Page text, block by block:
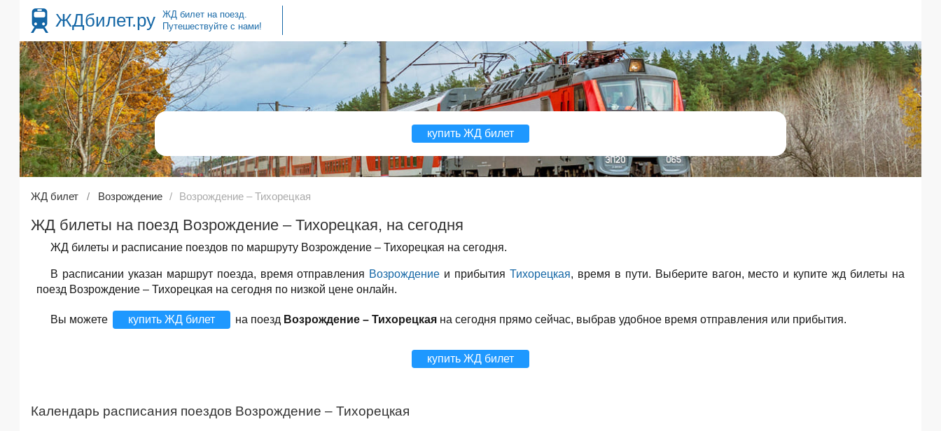
ЖДбилет.ру
ЖД билет на поезд.
Путешествуйте с нами!
купить ЖД билет
ЖД билет Возрождение Возрождение – Тихорецкая
ЖД билеты на поезд Возрождение – Тихорецкая, на сегодня
ЖД билеты и расписание поездов по маршруту Возрождение – Тихорецкая на сегодня.
В расписании указан маршрут поезда, время отправления Возрождение и прибытияТихорецкая, время в пути. Выберите вагон, место и купите жд билеты на
поезд Возрождение – Тихорецкая на сегодня по низкой цене онлайн.
Вы можете купить ЖД билет на поезд Возрождение – Тихорецкая на сегодня прямо сейчас, выбрав удобное время отправления или прибытия.
купить ЖД билет
Календарь расписания поездов Возрождение – Тихорецкая